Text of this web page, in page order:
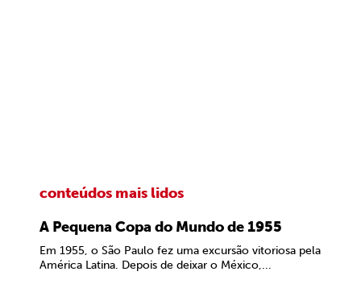
conteúdos mais lidos
A Pequena Copa do Mundo de 1955
Em 1955, o São Paulo fez uma excursão vitoriosa pela
América Latina. Depois de deixar o México,...